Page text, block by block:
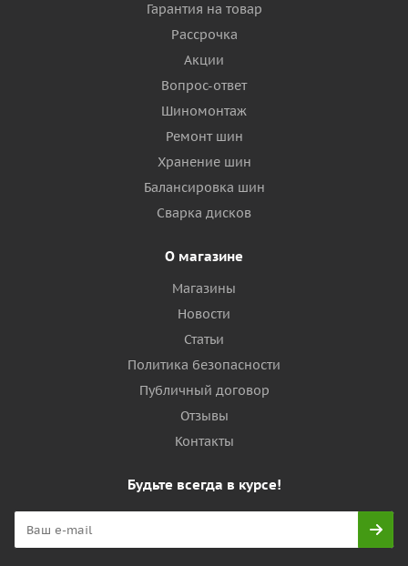
Гарантия на товар
Рассрочка
Акции
Вопрос-ответ
Шиномонтаж
Ремонт шин
Хранение шин
Балансировка шин
Сварка дисков
О магазине
Магазины
Новости
Статьи
Политика безопасности
Публичный договор
Отзывы
Контакты
Будьте всегда в курсе!